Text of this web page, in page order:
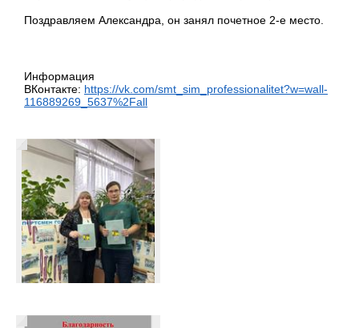
Поздравляем Александра, он занял почетное 2-е место.
Информация
ВКонтакте: https://vk.com/smt_sim_professionalitet?w=wall-
116889269_5637%2Fall